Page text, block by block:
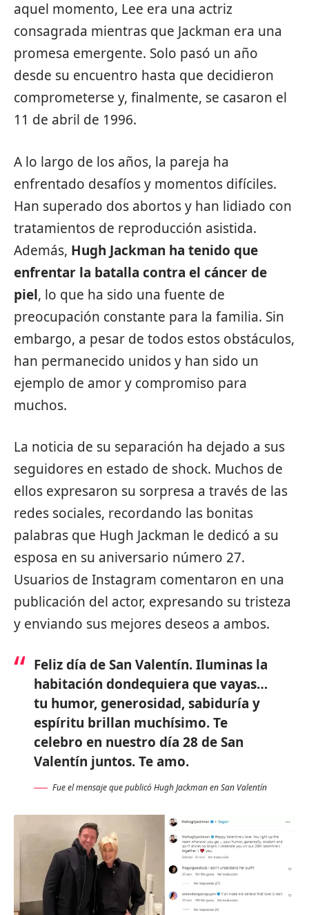
aquel momento, Lee era una actriz
consagrada mientras que Jackman era una
promesa emergente. Solo pasó un año
desde su encuentro hasta que decidieron
comprometerse y, finalmente, se casaron el
11 de abril de 1996.
A lo largo de los años, la pareja ha
enfrentado desafíos y momentos difíciles.
Han superado dos abortos y han lidiado con
tratamientos de reproducción asistida.
Además, Hugh Jackman ha tenido que
enfrentar la batalla contra el cáncer de
piel, lo que ha sido una fuente de
preocupación constante para la familia. Sin
embargo, a pesar de todos estos obstáculos,
han permanecido unidos y han sido un
ejemplo de amor y compromiso para
muchos.
La noticia de su separación ha dejado a sus
seguidores en estado de shock. Muchos de
ellos expresaron su sorpresa a través de las
redes sociales, recordando las bonitas
palabras que Hugh Jackman le dedicó a su
esposa en su aniversario número 27.
Usuarios de Instagram comentaron en una
publicación del actor, expresando su tristeza
y enviando sus mejores deseos a ambos.
Feliz día de San Valentín. Iluminas la
habitación dondequiera que vayas…
tu humor, generosidad, sabiduría y
espíritu brillan muchísimo. Te
celebro en nuestro día 28 de San
Valentín juntos. Te amo.
Fue el mensaje que publicó Hugh Jackman en San Valentín